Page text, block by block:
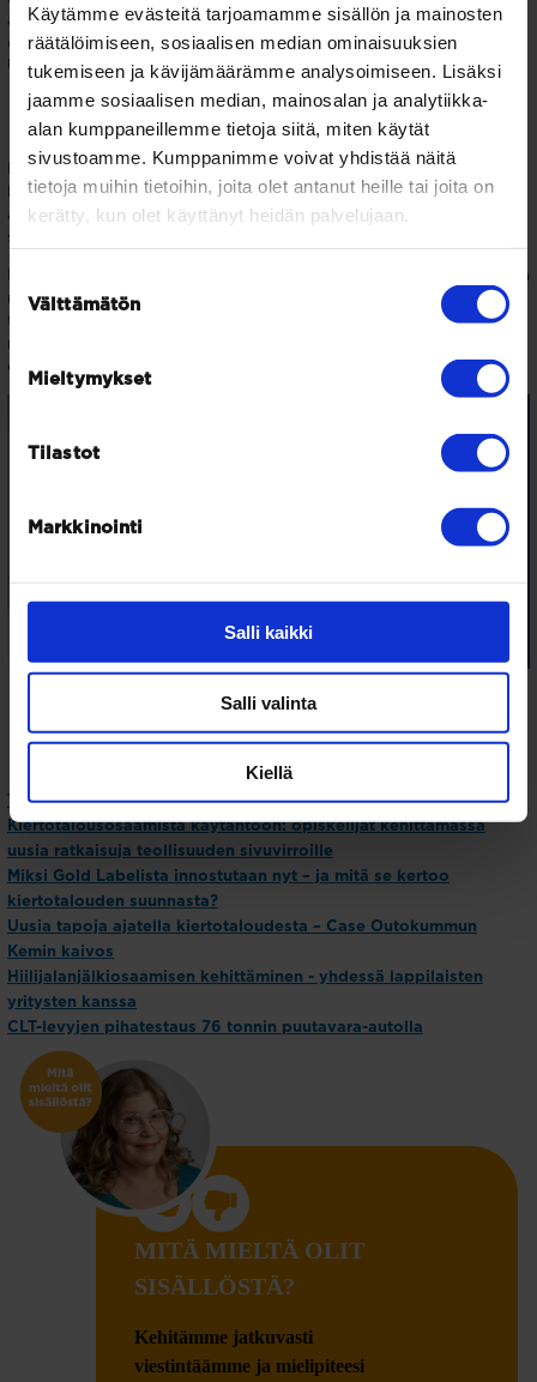
Käytämme evästeitä tarjoamamme sisällön ja mainosten
räätälöimiseen, sosiaalisen median ominaisuuksien
tukemiseen ja kävijämäärämme analysoimiseen. Lisäksi
jaamme sosiaalisen median, mainosalan ja analytiikka-
alan kumppaneillemme tietoja siitä, miten käytät
sivustoamme. Kumppanimme voivat yhdistää näitä
tietoja muihin tietoihin, joita olet antanut heille tai joita on
kerätty, kun olet käyttänyt heidän palvelujaan.
Suostumuksen
valinta
Välttämätön
Mieltymykset
Tilastot
Markkinointi
Salli kaikki
Salli valinta
Kiellä
alueeseen verrattuna mikroskooppisen vähän ja siksi kaikki resurssit
on hyvä lyödä yhteen ja tarkastella isoa kuvaa yhdessä Euroopan
Unionin hankkeisiin liittyen.
Lapin menestys on sydämen asia
Meillä kaikilla hanketoimijoilla, Lapin yrityksillä ja jokaisella
lappilaisella on tunnetusti Lappi sydämessä. Viemme upean Lapin
alueen Euroopan Unionin sydämeen onnistuneen hanketoiminnan
siivin!
Lapin alueella on valtavat mahdollisuudet hyötyä Euroopan Unionin
rahoitusohjelmista. Rahoitusohjelmien tulokset näkyvät parhaissa
tapauksissa lappilaisten pk-yrityksen menestyksessä. Viime kädessä
rahoitusohjelmat siis auttavat Lappia kasvamaan entistäkin
elinvoimaisemmaksi alueeksi.
Teekkari kesäharjoittelussa
Kiertotalousosaamista käytäntöön: opiskelijat kehittämässä
uusia ratkaisuja teollisuuden sivuvirroille
Miksi Gold Labelista innostutaan nyt – ja mitä se kertoo
kiertotalouden suunnasta?
Uusia tapoja ajatella kiertotaloudesta – Case Outokummun
Kemin kaivos
Hiilijalanjälkiosaamisen kehittäminen - yhdessä lappilaisten
yritysten kanssa
CLT-levyjen pihatestaus 76 tonnin puutavara-autolla
MITÄ MIELTÄ OLIT
SISÄLLÖSTÄ?
Kehitämme jatkuvasti
viestintäämme ja mielipiteesi